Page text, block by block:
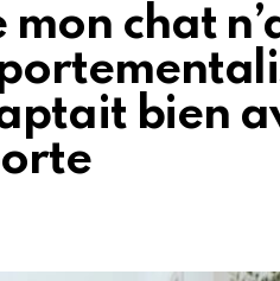
mon chat
bien